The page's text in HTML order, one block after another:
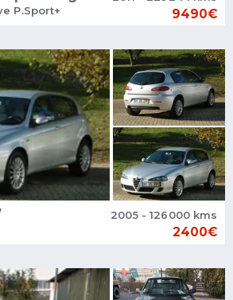
P.Sport+ 9490€
2005 - 126000 kms
2400€